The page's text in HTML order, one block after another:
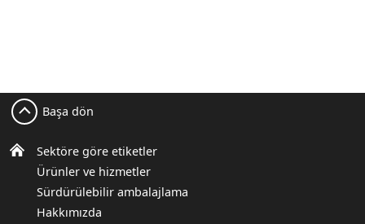
Sektöre göre etiketler
Ürünler ve hizmetler
Sürdürülebilir ambalajlama
Hakkımızda
Başa dön